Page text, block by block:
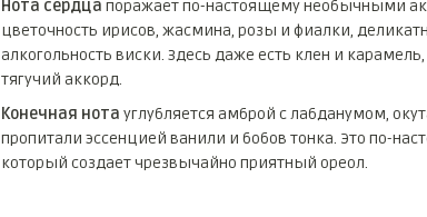
Нота сердца поражает по-настоящему необычными
цветочность ирисов, жасмина, розы и фиалки,
алкогольность виски. Здесь даже есть клен и
тягучий аккорд.
Конечная нота углубляется амброй с лабданумом,
пропитали эссенцией ванили и бобов тонка. Это по-
который создает чрезвычайно приятный ореол.